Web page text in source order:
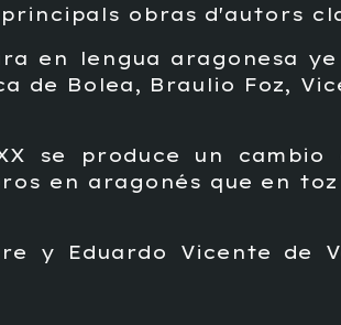
obras d'autors
en lengua aragonesa
de Bolea, Braulio Foz,
se produce un
en aragonés que en
y Eduardo Vicente de